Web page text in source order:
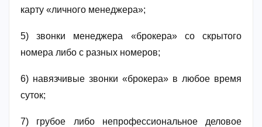
карту «личного менеджера»;
5) звонки менеджера «брокера» со скрытого
номера либо с разных номеров;
6) навязчивые звонки «брокера» в любое время
суток;
7) грубое либо непрофессиональное деловое